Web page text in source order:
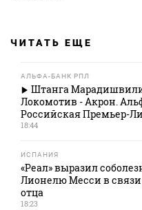
ЧИТАТЬ ЕЩЕ
АЛЬФА-БАНК РПЛ
Штанга
Локомотив - Акрон.
Российская Премьер-
18:44
ИСПАНИЯ
«Реал» выразил
Лионелю Месси в связи
отца
18:23